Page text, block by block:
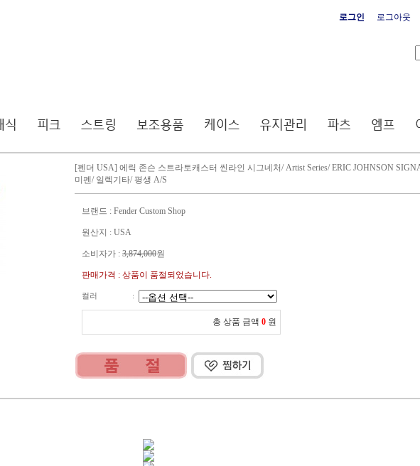
로그인 로그아웃
[펜더 USA] 에릭 존슨 스트라토캐스터 씬라인 시그네처/ Artist Series/ ERIC JOHNSON
미펜/ 일렉기타/ 평생 A/S
브랜드 : Fender Custom Shop
원산지 : USA
소비자가 : 3,874,000원
판매가격 : 상품이 품절되었습니다.
컬러 :
총 상품 금액 0 원